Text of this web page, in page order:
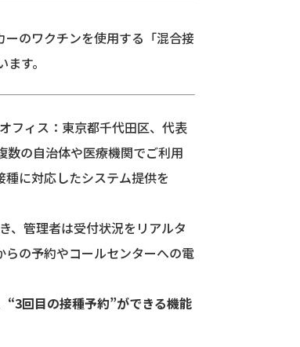
のワクチンを使用する「混合接
す。
フィス：東京都千代田区、代表
の自治体や医療機関でご利用
に対応したシステム提供を
、管理者は受付状況をリアルタ
の予約やコールセンターへの電
回目の接種予約”ができる機能